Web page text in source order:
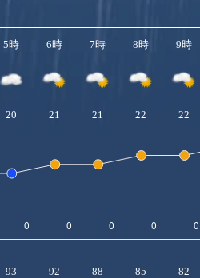
5時 6時 7時 8時 9時
20 21 21 22 22
93 92 88 85 82